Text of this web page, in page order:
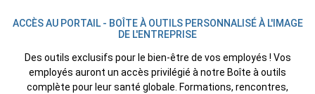
ACCÈS AU PORTAIL - BOÎTE À OUTILS PERSONNALISÉ À L'IMAGE
DE L'ENTREPRISE
Des outils exclusifs pour le bien-être de vos employés ! Vos
employés auront un accès privilégié à notre Boîte à outils
complète pour leur santé globale. Formations, rencontres,